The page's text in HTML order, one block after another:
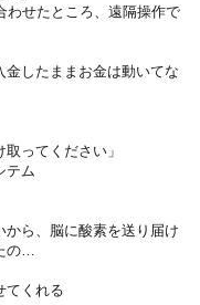
わせたところ、遠隔操作で
金したままお金は動いてな
取ってください」
テム
ら、脳に酸素を送り届け
の…
てくれる